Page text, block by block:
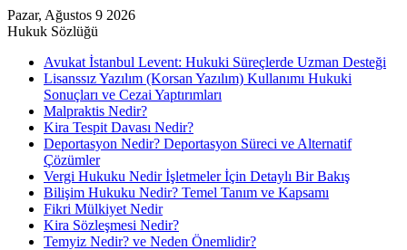
Pazar, Ağustos 9 2026
Hukuk Sözlüğü
Avukat İstanbul Levent: Hukuki Süreçlerde Uzman Desteği
Lisanssız Yazılım (Korsan Yazılım) Kullanımı Hukuki
Sonuçları ve Cezai Yaptırımları
Malpraktis Nedir?
Kira Tespit Davası Nedir?
Deportasyon Nedir? Deportasyon Süreci ve Alternatif
Çözümler
Vergi Hukuku Nedir İşletmeler İçin Detaylı Bir Bakış
Bilişim Hukuku Nedir? Temel Tanım ve Kapsamı
Fikri Mülkiyet Nedir
Kira Sözleşmesi Nedir?
Temyiz Nedir? ve Neden Önemlidir?